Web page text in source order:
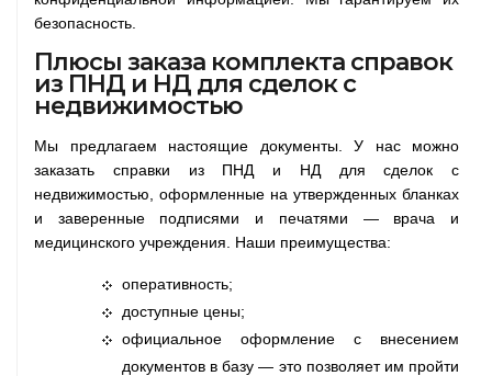
безопасность.
Плюсы заказа комплекта справок
из ПНД и НД для сделок с
недвижимостью
Мы предлагаем настоящие документы. У нас можно
заказать справки из ПНД и НД для сделок с
недвижимостью, оформленные на утвержденных бланках
и заверенные подписями и печатями — врача и
медицинского учреждения. Наши преимущества:
оперативность;
доступные цены;
официальное оформление с внесением
документов в базу — это позволяет им пройти